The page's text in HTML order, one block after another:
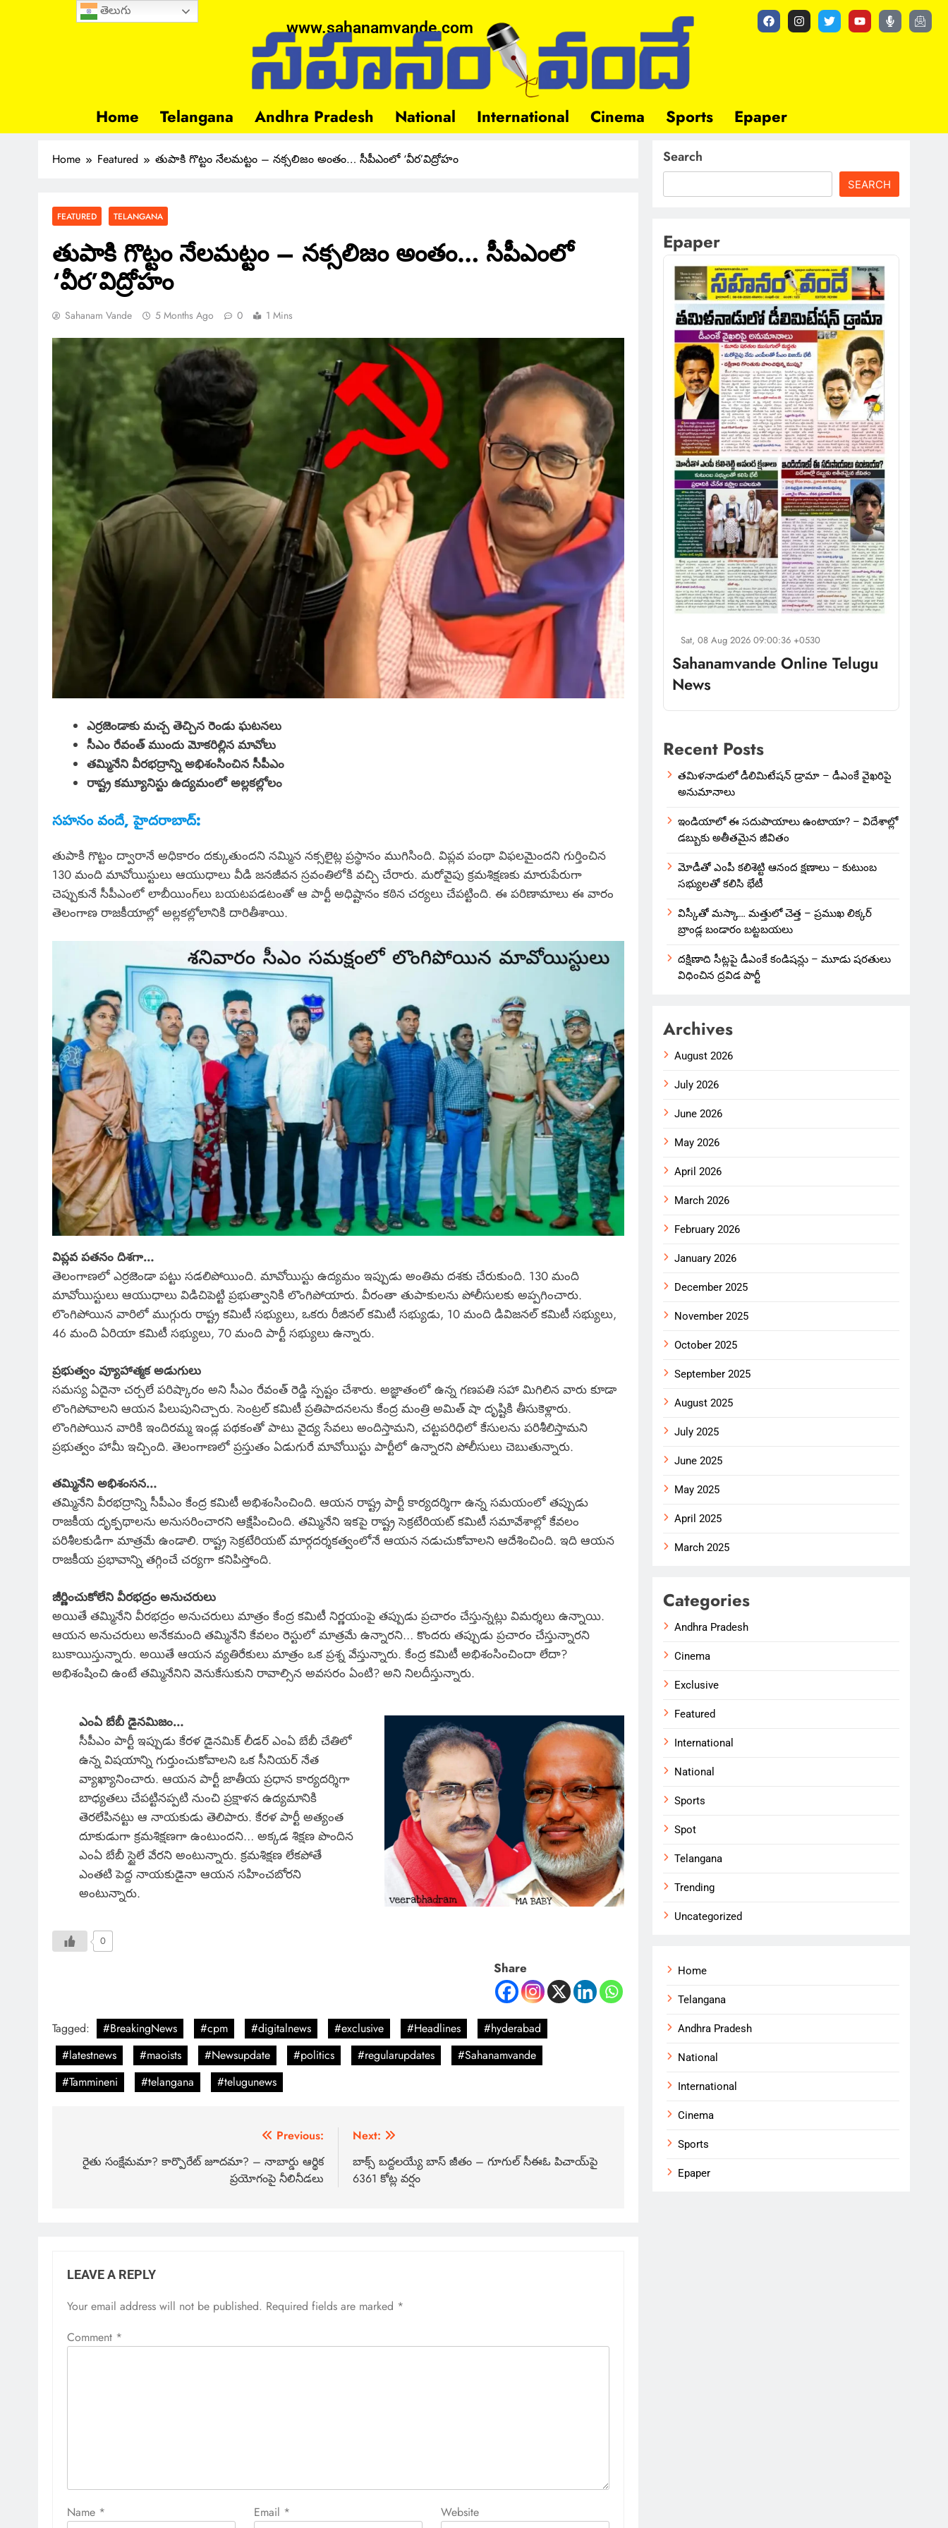
www.sahanamvande.com
Home Telangana Andhra Pradesh National International Cinema Sports Epaper
Home Featured తుపాకి గొట్టం నేలమట్టం – నక్సలిజం అంతం… సీపీఎంలో ‘వీర’విద్రోహం
FEATURED TELANGANA
తుపాకి గొట్టం నేలమట్టం – నక్సలిజం అంతం… సీపీఎంలో
‘వీర’విద్రోహం
Sahanam Vande 5 Months Ago 0 1 Mins
ఎర్రజెండాకు మచ్చ తెచ్చిన రెండు ఘటనలు
సీఎం రేవంత్ ముందు మోకరిల్లిన మావోలు
తమ్మినేని వీరభద్రాన్ని అభిశంసించిన సీపీఎం
రాష్ట్ర కమ్యూనిస్టు ఉద్యమంలో అల్లకల్లోలం
సహనం వందే, హైదరాబాద్:
తుపాకి గొట్టం ద్వారానే అధికారం దక్కుతుందని నమ్మిన నక్సలైట్ల ప్రస్థానం ముగిసింది. విప్లవ పంథా విఫలమైందని గుర్తించిన
130 మంది మావోయిస్టులు ఆయుధాలు వీడి జనజీవన స్రవంతిలోకి వచ్చి చేరారు. మరోవైపు క్రమశిక్షణకు మారుపేరుగా
చెప్పుకునే సీపీఎంలో లాబీయింగ్‌లు బయటపడటంతో ఆ పార్టీ అధిష్టానం కఠిన చర్యలు చేపట్టింది. ఈ పరిణామాలు ఈ వారం
తెలంగాణ రాజకీయాల్లో అల్లకల్లోలానికి దారితీశాయి.
విప్లవ పతనం దిశగా…
తెలంగాణలో ఎర్రజెండా పట్టు సడలిపోయింది. మావోయిస్టు ఉద్యమం ఇప్పుడు అంతిమ దశకు చేరుకుంది. 130 మంది
మావోయిస్టులు ఆయుధాలు విడిచిపెట్టి ప్రభుత్వానికి లొంగిపోయారు. వీరంతా తుపాకులను పోలీసులకు అప్పగించారు.
లొంగిపోయిన వారిలో ముగ్గురు రాష్ట్ర కమిటీ సభ్యులు, ఒకరు రీజినల్ కమిటీ సభ్యుడు, 10 మంది డివిజనల్ కమిటీ సభ్యులు,
46 మంది ఏరియా కమిటీ సభ్యులు, 70 మంది పార్టీ సభ్యులు ఉన్నారు.
ప్రభుత్వం వ్యూహాత్మక అడుగులు
సమస్య ఏదైనా చర్చలే పరిష్కారం అని సీఎం రేవంత్ రెడ్డి స్పష్టం చేశారు. అజ్ఞాతంలో ఉన్న గణపతి సహా మిగిలిన వారు కూడా
లొంగిపోవాలని ఆయన పిలుపునిచ్చారు. సెంట్రల్ కమిటీ ప్రతిపాదనలను కేంద్ర మంత్రి అమిత్ షా దృష్టికి తీసుకెళ్లారు.
లొంగిపోయిన వారికి ఇందిరమ్మ ఇండ్ల పథకంతో పాటు వైద్య సేవలు అందిస్తామని, చట్టపరిధిలో కేసులను పరిశీలిస్తామని
ప్రభుత్వం హామీ ఇచ్చింది. తెలంగాణలో ప్రస్తుతం ఏడుగురే మావోయిస్టు పార్టీలో ఉన్నారని పోలీసులు చెబుతున్నారు.
తమ్మినేని అభిశంసన…
తమ్మినేని వీరభద్రాన్ని సీపీఎం కేంద్ర కమిటీ అభిశంసించింది. ఆయన రాష్ట్ర పార్టీ కార్యదర్శిగా ఉన్న సమయంలో తప్పుడు
రాజకీయ దృక్పథాలను అనుసరించారని ఆక్షేపించింది. తమ్మినేని ఇకపై రాష్ట్ర సెక్రటేరియట్ కమిటీ సమావేశాల్లో కేవలం
పరిశీలకుడిగా మాత్రమే ఉండాలి. రాష్ట్ర సెక్రటేరియట్ మార్గదర్శకత్వంలోనే ఆయన నడుచుకోవాలని ఆదేశించింది. ఇది ఆయన
రాజకీయ ప్రభావాన్ని తగ్గించే చర్యగా కనిపిస్తోంది.
జీర్ణించుకోలేని వీరభద్రం అనుచరులు
అయితే తమ్మినేని వీరభద్రం అనుచరులు మాత్రం కేంద్ర కమిటీ నిర్ణయంపై తప్పుడు ప్రచారం చేస్తున్నట్లు విమర్శలు ఉన్నాయి.
ఆయన అనుచరులు అనేకమంది తమ్మినేని కేవలం రెస్టులో మాత్రమే ఉన్నారని… కొందరు తప్పుడు ప్రచారం చేస్తున్నారని
బుకాయిస్తున్నారు. అయితే ఆయన వ్యతిరేకులు మాత్రం ఒక ప్రశ్న వేస్తున్నారు. కేంద్ర కమిటీ అభిశంసించిందా లేదా?
అభిశంషించి ఉంటే తమ్మినేనిని వెనుకేసుకుని రావాల్సిన అవసరం ఏంటి? అని నిలదీస్తున్నారు.
ఎంఏ బేబీ డైనమిజం…
సీపీఎం పార్టీ ఇప్పుడు కేరళ డైనమిక్ లీడర్ ఎంఏ బేబీ చేతిలో
ఉన్న విషయాన్ని గుర్తుంచుకోవాలని ఒక సీనియర్ నేత
వ్యాఖ్యానించారు. ఆయన పార్టీ జాతీయ ప్రధాన కార్యదర్శిగా
బాధ్యతలు చేపట్టినప్పటి నుంచి ప్రక్షాళన ఉద్యమానికి
తెరలేపినట్టు ఆ నాయకుడు తెలిపారు. కేరళ పార్టీ అత్యంత
దూకుడుగా క్రమశిక్షణగా ఉంటుందని… అక్కడ శిక్షణ పొందిన
ఎంఏ బేబీ స్టైలే వేరని అంటున్నారు. క్రమశిక్షణ లేకపోతే
ఎంతటి పెద్ద నాయకుడైనా ఆయన సహించబోరని
అంటున్నారు.
0
Share
Tagged: #BreakingNews #cpm #digitalnews #exclusive #Headlines
#hyderabad
#latestnews
#maoists #Newsupdate #politics #regularupdates
#Sahanamvande
#Tammineni
#telangana #telugunews
Previous:
రైతు సంక్షేమమా? కార్పొరేట్ జూదమా? – నాబార్డు ఆర్థిక
ప్రయోగంపై నీలినీడలు
Next:
బాక్స్ బద్దలయ్యే బాస్ జీతం – గూగుల్ సీఈఓ పిచాయ్‌పై
6361 కోట్ల వర్షం
LEAVE A REPLY
Your email address will not be published. Required fields are marked *
Comment *
Name * Email * Website
Search
SEARCH
Epaper
Sat, 08 Aug 2026 09:00:36 +0530
Sahanamvande Online Telugu
News
Recent Posts
తమిళనాడులో డీలిమిటేషన్ డ్రామా – డీఎంకే వైఖరిపై
అనుమానాలు
ఇండియాలో‌ ఈ సదుపాయాలు ఉంటాయా? – విదేశాల్లో
డబ్బుకు అతీతమైన జీవితం
మోడీతో ఎంపీ కలిశెట్టి ఆనంద క్షణాలు – కుటుంబ
సభ్యులతో కలిసి భేటీ
విస్కీతో మస్కా… మత్తులో చెత్త – ప్రముఖ లిక్కర్
బ్రాండ్ల బండారం బట్టబయలు
దక్షిణాది సీట్లపై డీఎంకే కండిషన్లు – మూడు షరతులు
విధించిన ద్రవిడ పార్టీ
Archives
August 2026
July 2026
June 2026
May 2026
April 2026
March 2026
February 2026
January 2026
December 2025
November 2025
October 2025
September 2025
August 2025
July 2025
June 2025
May 2025
April 2025
March 2025
Categories
Andhra Pradesh
Cinema
Exclusive
Featured
International
National
Sports
Spot
Telangana
Trending
Uncategorized
Home
Telangana
Andhra Pradesh
National
International
Cinema
Sports
Epaper
తెలుగు